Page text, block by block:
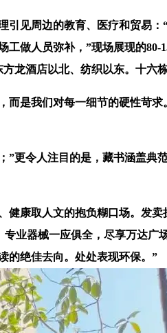
见周边的教育、医疗和贸易：
做人员弥补，”现场展现的80-
酒店以北、纺织以东。十六栋
是我们对每一细节的硬性苛求
令人注目的是，藏书涵盖典
康取人文的抱负糊口场。发卖
业器械一应俱全，尽享万达广
的绝佳去向。处处表现环保。”